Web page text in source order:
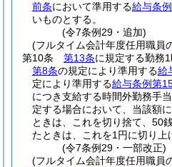
前条において準用する給与条
いものとする。
(令7条例29・追加)
(フルタイム会計年度任用職員
第10条
第13条に規定する勤務
第8条の規定により準用する給
定により準用する給与条例第
につき支給する時間外勤務手
定する場合において、当該額
ときは、これを切り捨て、50
たときは、これを1円に切り上
(令7条例29・一部改正)
(フルタイム会計年度任用職員